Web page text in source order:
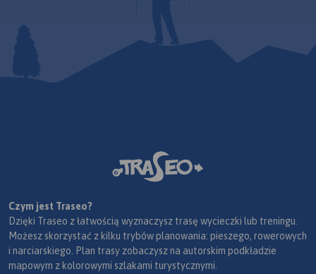
Czym jest Traseo?
Dzięki Traseo z łatwością wyznaczysz trasę wycieczki lub treningu.
Możesz skorzystać z kilku trybów planowania: pieszego, rowerowych
i narciarskiego. Plan trasy zobaczysz na autorskim podkładzie
mapowym z kolorowymi szlakami turystycznymi.